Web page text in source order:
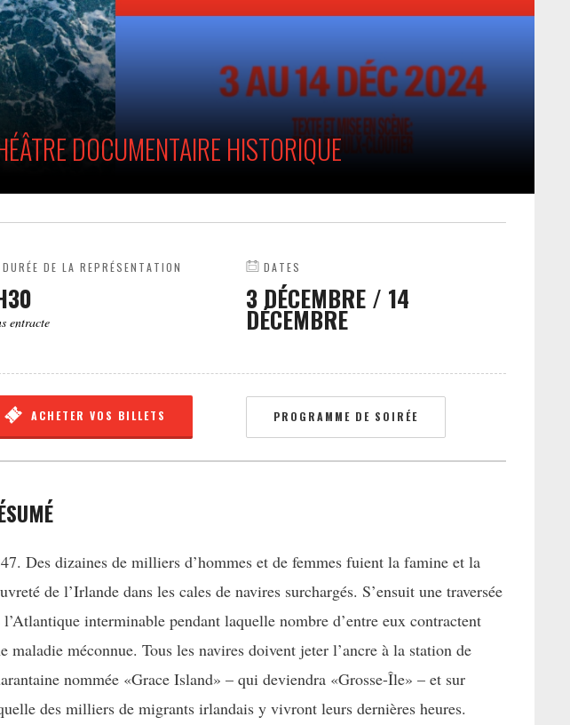
DOCUMENTAIRE HISTORIQUE
DURÉE DE LA REPRÉSENTATION
entracte
DATES
3 DÉCEMBRE / 14
DÉCEMBRE
ACHETER VOS BILLETS PROGRAMME DE SOIRÉE
Des dizaines de milliers d’hommes et de femmes fuient la famine et la
de l’Irlande dans les cales de navires surchargés. S’ensuit une traversée
l’Atlantique interminable pendant laquelle nombre d’entre eux contractent
maladie méconnue. Tous les navires doivent jeter l’ancre à la station de
nommée «Grace Island» – qui deviendra «Grosse-Île» – et sur
des milliers de migrants irlandais y vivront leurs dernières heures.